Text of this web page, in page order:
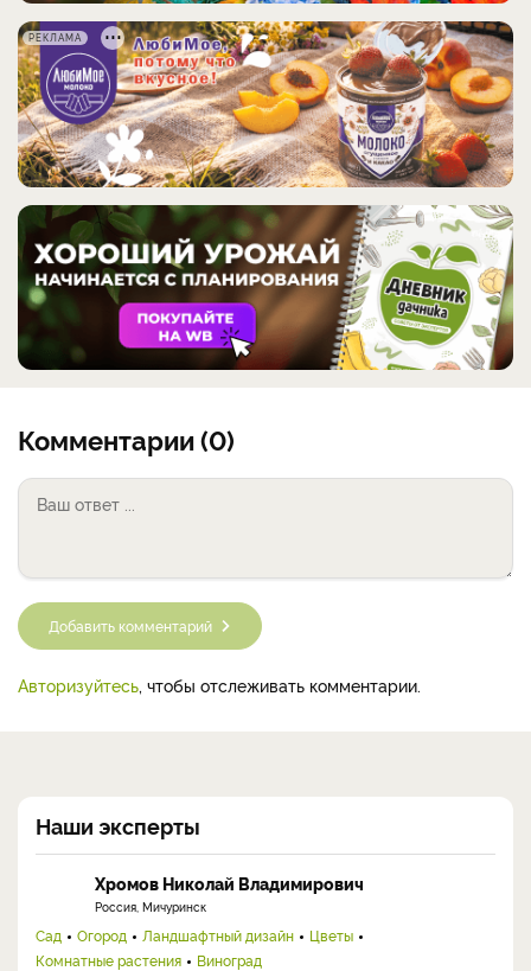
РЕКЛАМА
Комментарии (0)
Добавить комментарий
Авторизуйтесь, чтобы отслеживать комментарии.
Наши эксперты
Хромов Николай Владимирович
Россия, Мичуринск
Сад Огород Ландшафтный дизайн
Цветы
Комнатные растения
Виноград